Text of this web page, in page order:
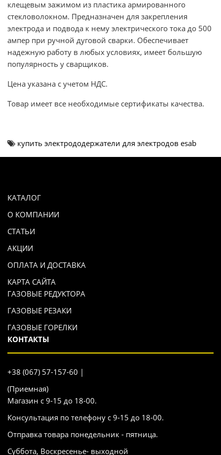
клещевым зажимом из пластика армированного
стекловолокном. Предназначен для закрепления
электрода и подвода к нему электрического тока до 500
ампер при ручной дуговой сварки. Обеспечивает
надежную работу в любых условиях, имеет большую
популярность у сварщиков.
Цена указана с учетом НДС.
Товар имеет все необходимые сертификаты качества.
купить электрододержатели для электродов esab
КАТАЛОГ
О КОМПАНИИ
СТАТЬИ
АКЦИИ
ОПЛАТА И ДОСТАВКА
КАРТА САЙТА
ГАЗОВЫЕ РЕДУКТОРА
ГАЗОВЫЕ РЕЗАКИ
ГАЗОВЫЕ ГОРЕЛКИ
КОНТАКТЫ
+38 (067) 57-157-60 |
(Приемная)
Магазин с 9-15 до 18-00.
Консультация по телефону с 9-15 до 18-00.
Отправка товара понедельник - пятница.
Суббота, Воскресенье- выходной